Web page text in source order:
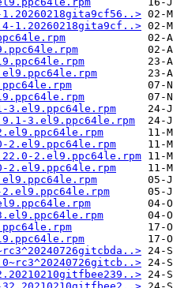
1.20260218gita9cf..>
3.el9.ppc64le.rpm
3.el9.ppc64le.rpm
2.el9.ppc64le.rpm
2.el9.ppc64le.rpm
2.el9.ppc64le.rpm